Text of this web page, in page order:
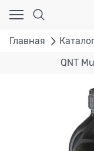
Главная
QNT